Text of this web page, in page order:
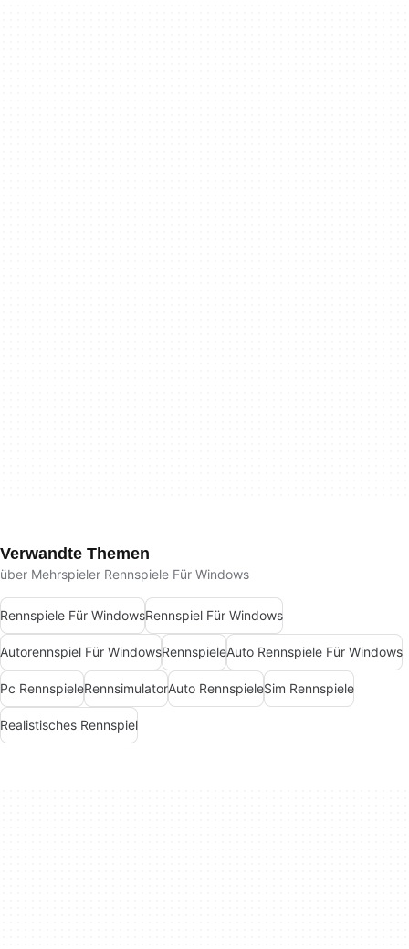
Verwandte Themen
über Mehrspieler Rennspiele Für Windows
Rennspiele Für WindowsRennspiel Für Windows
Autorennspiel Für WindowsRennspieleAuto Rennspiele Für Windows
Pc RennspieleRennsimulatorAuto RennspieleSim Rennspiele
Realistisches Rennspiel